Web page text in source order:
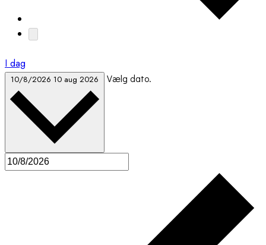
I dag
10/8/2026 10 aug 2026 Vælg dato.